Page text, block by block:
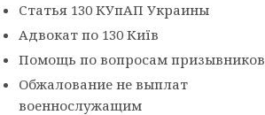
Статья 130 КУпАП Украины
Адвокат по 130 Київ
Помощь по вопросам призывников
Обжалование не выплат
военнослужащим